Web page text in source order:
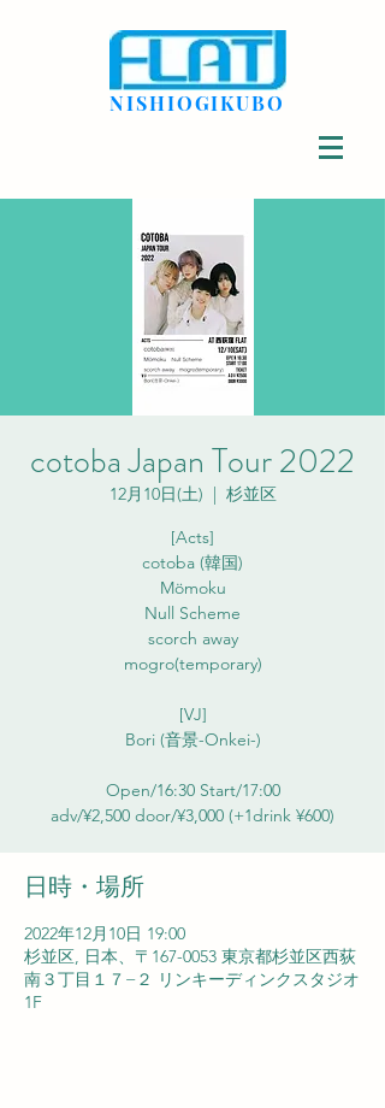
NISHIOGIKUBO
cotoba Japan Tour 2022
12月10日(土)
  |
杉並区
[Acts]
cotoba (韓国)
Mömoku
Null Scheme
scorch away
mogro(temporary)
[VJ]
Bori (音景-Onkei-)
Open/16:30 Start/17:00
adv/¥2,500 door/¥3,000 (+1drink ¥600)
日時・場所
2022年12月10日 19:00
杉並区, 日本、〒167-0053 東京都杉並区西荻
南３丁目１７−２ リンキーディンクスタジオ
1F